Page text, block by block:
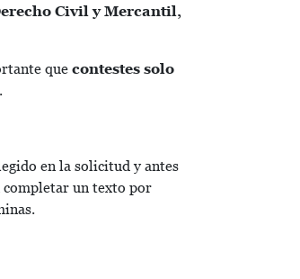
Civil y Mercantil,
que contestes solo
en la solicitud y antes
completar un texto por